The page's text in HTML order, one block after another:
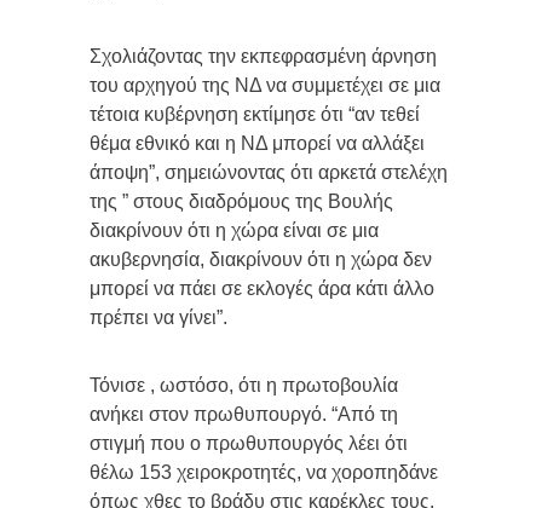
Σχολιάζοντας την εκπεφρασμένη άρνηση
του αρχηγού της ΝΔ να συμμετέχει σε μια
τέτοια κυβέρνηση εκτίμησε ότι “αν τεθεί
θέμα εθνικό και η ΝΔ μπορεί να αλλάξει
άποψη”, σημειώνοντας ότι αρκετά στελέχη
της ” στους διαδρόμους της Βουλής
διακρίνουν ότι η χώρα είναι σε μια
ακυβερνησία, διακρίνουν ότι η χώρα δεν
μπορεί να πάει σε εκλογές άρα κάτι άλλο
πρέπει να γίνει”.
Τόνισε , ωστόσο, ότι η πρωτοβουλία
ανήκει στον πρωθυπουργό. “Από τη
στιγμή που ο πρωθυπουργός λέει ότι
θέλω 153 χειροκροτητές, να χοροπηδάνε
όπως χθες το βράδυ στις καρέκλες τους,